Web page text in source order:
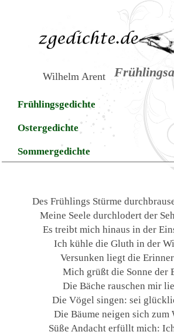
Wilhelm Arent
Frühlingsgedichte
Ostergedichte
Sommergedichte
Des Frühlings Stürme
Meine Seele durchlodert der
Es treibt mich hinaus in der
Ich kühle die Gluth in der
Versunken liegt die
Mich grüßt die Sonne der
Die Bäche rauschen mir
Die Vögel singen: sei
Die Bäume neigen sich zum
Süße Andacht erfüllt mich: